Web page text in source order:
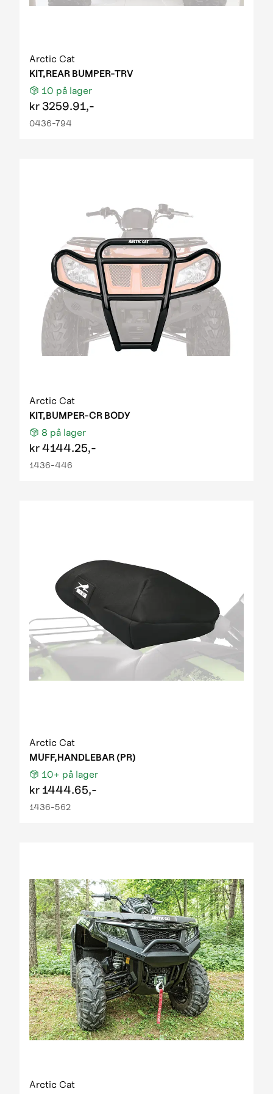
Arctic Cat
KIT,REAR BUMPER-TRV
10 på lager
kr 3259.91,-
0436-794
Arctic Cat
KIT,BUMPER-CR BODY
8 på lager
kr4144.25,-
1436-446
Arctic Cat
MUFF,HANDLEBAR (PR)
10+ på lager
kr 1444.65,-
1436-562
Arctic Cat